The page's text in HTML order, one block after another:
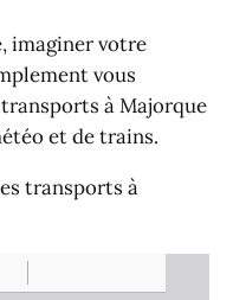
imaginer votre
vous
à Majorque
et de trains.
transports à